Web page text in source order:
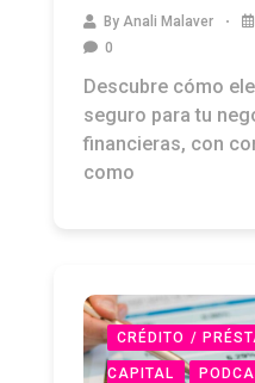
By Anali Malaver
0
Descubre cómo
seguro para tu
financieras, con
como
CRÉDITO /
CAPITAL